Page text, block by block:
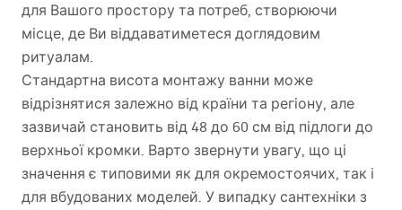
для Вашого простору та потреб, створюючи
місце, де Ви віддаватиметеся доглядовим
ритуалам.
Стандартна висота монтажу ванни може
відрізнятися залежно від країни та регіону, але
зазвичай становить від 48 до 60 см від підлоги до
верхньої кромки. Варто звернути увагу, що ці
значення є типовими як для окремостоячих, так і
для вбудованих моделей. У випадку сантехніки з